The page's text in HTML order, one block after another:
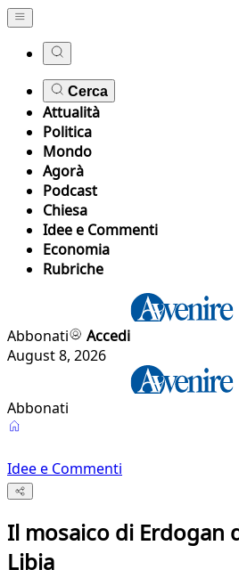
Cerca
Attualità
Politica
Mondo
Agorà
Podcast
Chiesa
Idee e Commenti
Economia
Rubriche
Abbonati
Accedi
August 8, 2026
Abbonati
Idee e Commenti
Il mosaico di Erdogan
Libia